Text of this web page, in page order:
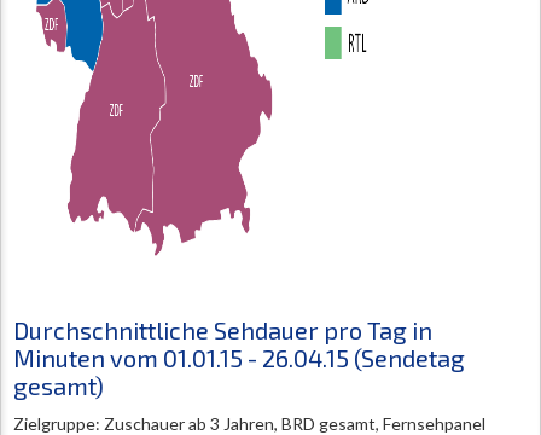
Durchschnittliche Sehdauer pro Tag in
Minuten vom 01.01.15 - 26.04.15 (Sendetag
gesamt)
Zielgruppe: Zuschauer ab 3 Jahren, BRD gesamt, Fernsehpanel